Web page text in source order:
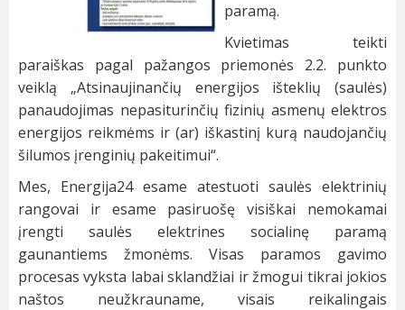
paramą.
Kvietimas teikti
paraiškas pagal pažangos priemonės 2.2. punkto
veiklą „Atsinaujinančių energijos išteklių (saulės)
panaudojimas nepasiturinčių fizinių asmenų elektros
energijos reikmėms ir (ar) iškastinį kurą naudojančių
šilumos įrenginių pakeitimui“.
Mes, Energija24 esame atestuoti saulės elektrinių
rangovai ir esame pasiruošę visiškai nemokamai
įrengti saulės elektrines socialinę paramą
gaunantiems žmonėms. Visas paramos gavimo
procesas vyksta labai sklandžiai ir žmogui tikrai jokios
naštos neužkrauname, visais reikalingais